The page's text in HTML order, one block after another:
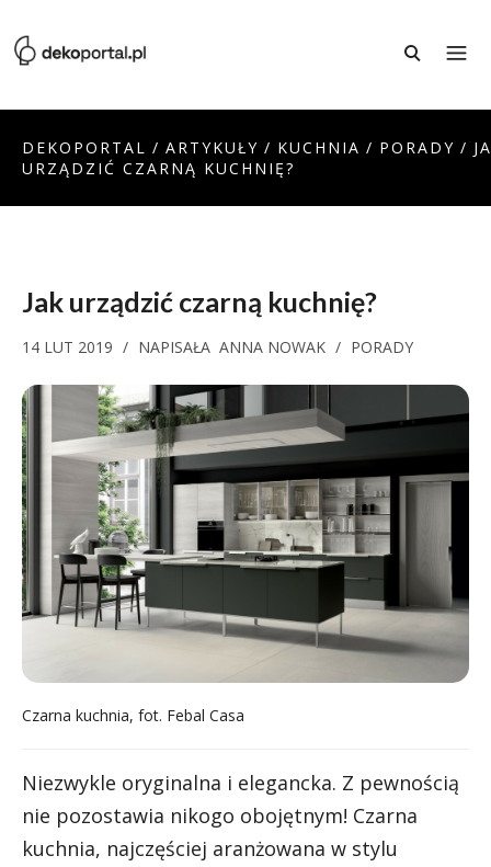
DEKOPORTAL / ARTYKUŁY / KUCHNIA / PORADY /
URZĄDZIĆ CZARNĄ KUCHNIĘ?
Jak urządzić czarną kuchnię?
14 LUT 2019 / NAPISAŁA ANNA NOWAK / PORADY
Czarna kuchnia, fot. Febal Casa
Niezwykle oryginalna i elegancka. Z pewnością
nie pozostawia nikogo obojętnym! Czarna
kuchnia, najczęściej aranżowana w stylu